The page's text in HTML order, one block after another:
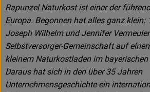
Rapunzel Naturkost ist einer der
Europa. Begonnen hat alles ganz klein:
Joseph Wilhelm und Jennifer
Selbstversorger-Gemeinschaft auf
kleinem Naturkostladen im bayerischen
Daraus hat sich in den über 35 Jahren
Unternehmensgeschichte ein